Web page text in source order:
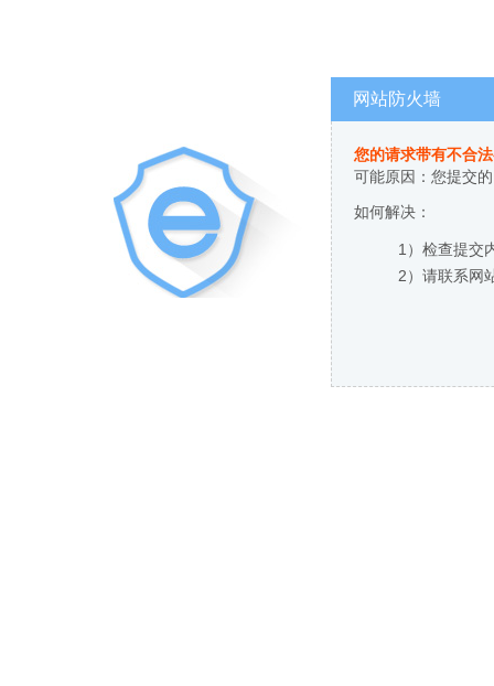
网站防火墙
您的请求带有不合
可能原因：您提交
如何解决：
1）检查提交
2）请联系网